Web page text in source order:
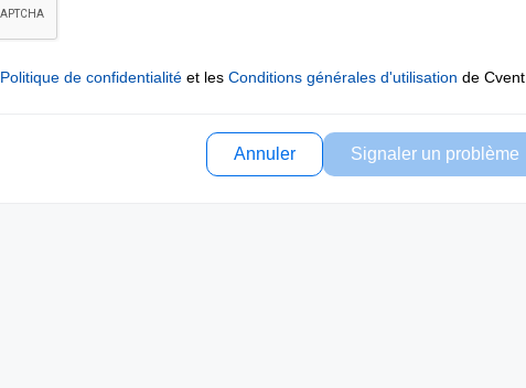
Politique de confidentialité et les Conditions générales d'utilisation de Cvent.
Annuler Signaler un problème